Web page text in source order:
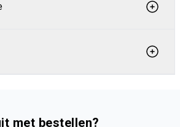
met bestellen?